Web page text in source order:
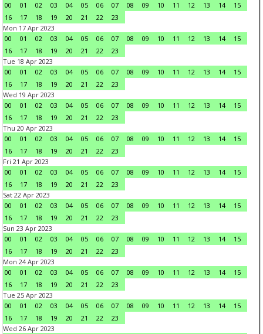
00
01 02 03 04 05 06 07 08 09 10 11 12 13 14
15
16
17 18 19 20 21 22
23
Mon 17 Apr 2023
00
01 02 03 04 05 06 07 08 09 10 11 12 13 14
15
16
17 18 19 20 21 22
23
Tue 18 Apr 2023
00
01 02 03 04 05 06 07 08 09 10 11 12 13 14
15
16
17 18 19 20 21 22
23
Wed 19 Apr 2023
00
01 02 03 04 05 06 07 08 09 10 11 12 13 14
15
16
17 18 19 20 21 22
23
Thu 20 Apr 2023
00
01 02 03 04 05 06 07 08 09 10 11 12 13 14
15
16
17 18 19 20 21 22
23
Fri 21 Apr 2023
00
01 02 03 04 05 06 07 08 09 10 11 12 13 14
15
16
17 18 19 20 21 22
23
Sat 22 Apr 2023
00
01 02 03 04 05 06 07 08 09 10 11 12 13 14
15
16
17 18 19 20 21 22
23
Sun 23 Apr 2023
00
01 02 03 04 05 06 07 08 09 10 11 12 13 14
15
16
17 18 19 20 21 22
23
Mon 24 Apr 2023
00
01 02 03 04 05 06 07 08 09 10 11 12 13 14
15
16
17 18 19 20 21 22
23
Tue 25 Apr 2023
00
01 02 03 04 05 06 07 08 09 10 11 12 13 14
15
16
17 18 19 20 21 22
23
Wed 26 Apr 2023